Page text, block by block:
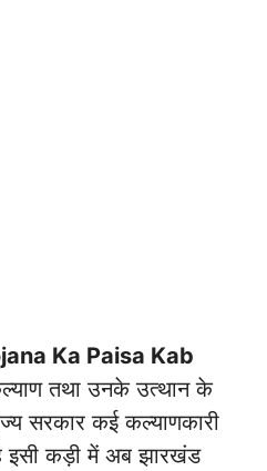
Ka Paisa Kab
तथा उनके उत्थान के
सरकार कई कल्याणकारी
इसी कड़ी में अब झारखंड